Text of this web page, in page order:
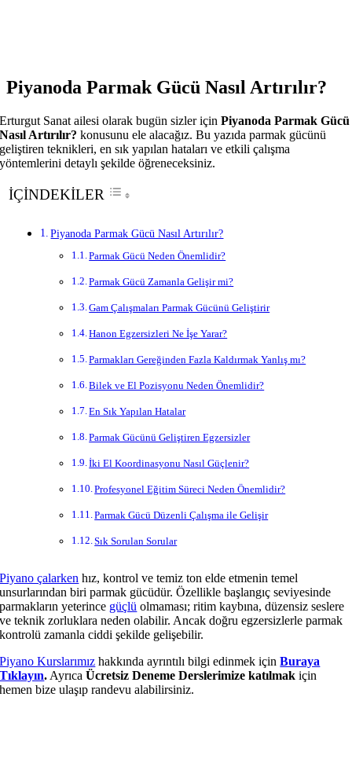
Piyanoda Parmak Gücü Nasıl Artırılır?
Erturgut Sanat ailesi olarak bugün sizler içinPiyanoda Parmak Gücü
Nasıl Artırılır? konusunu ele alacağız. Bu yazıda parmak gücünü
geliştiren teknikleri, en sık yapılan hataları ve etkili çalışma
yöntemlerini detaylı şekilde öğreneceksiniz.
İÇİNDEKİLER
Piyanoda Parmak Gücü Nasıl Artırılır?
Parmak Gücü Neden Önemlidir?
Parmak Gücü Zamanla Gelişir mi?
Gam Çalışmaları Parmak Gücünü Geliştirir
Hanon Egzersizleri Ne İşe Yarar?
Parmakları Gereğinden Fazla Kaldırmak Yanlış mı?
Bilek ve El Pozisyonu Neden Önemlidir?
En Sık Yapılan Hatalar
Parmak Gücünü Geliştiren Egzersizler
İki El Koordinasyonu Nasıl Güçlenir?
Profesyonel Eğitim Süreci Neden Önemlidir?
Parmak Gücü Düzenli Çalışma ile Gelişir
Sık Sorulan Sorular
Piyano çalarken hız, kontrol ve temiz ton elde etmenin temel
unsurlarından biri parmak gücüdür. Özellikle başlangıç seviyesinde
parmakların yeterince güçlü olmaması; ritim kaybına, düzensiz seslere
ve teknik zorluklara neden olabilir. Ancak doğru egzersizlerle parmak
kontrolü zamanla ciddi şekilde gelişebilir.
Piyano Kurslarımız hakkında ayrıntılı bilgi edinmek içinBuraya
Tıklayın. AyrıcaÜcretsiz Deneme Derslerimize katılmak için
hemen bize ulaşıp randevu alabilirsiniz.